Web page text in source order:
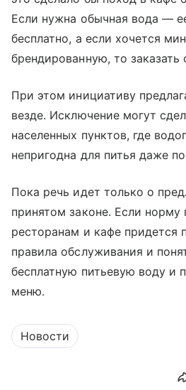
Если нужна обычная вода —
бесплатно, а если хочется
брендированную, то заказать
При этом инициативу
везде. Исключение могут
населенных пунктов, где
непригодна для питья даже
Пока речь идет только о
принятом законе. Если норму
ресторанам и кафе придется
правила обслуживания и
бесплатную питьевую воду и
меню.
Новости